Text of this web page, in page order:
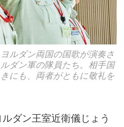
ルダン両国の国歌が演奏さ
ダン軍の隊員たち。相手国
にも、両者がともに敬礼を
ダン王室近衛儀じょう